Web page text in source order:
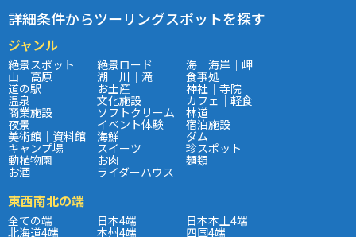
詳細条件からツーリングスポットを探す
ジャンル
絶景スポット 絶景ロード 海｜海岸｜岬
山｜高原 湖｜川｜滝 食事処
道の駅 お土産 神社｜寺院
温泉 文化施設 カフェ｜軽食
商業施設 ソフトクリーム 林道
夜景 イベント体験 宿泊施設
美術館｜資料館 海鮮 ダム
キャンプ場 スイーツ 珍スポット
動植物園 お肉 麺類
お酒 ライダーハウス
東西南北の端
全ての端 日本4端 日本本土4端
北海道4端 本州4端 四国4端